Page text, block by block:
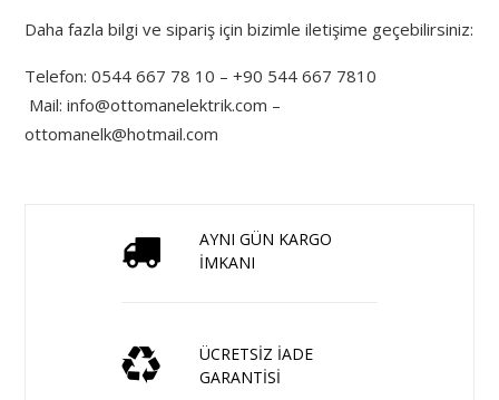
Daha fazla bilgi ve sipariş için bizimle iletişime geçebilirsiniz:
Telefon: 0544 667 78 10 – +90 544 667 7810
Mail:info@ottomanelektrik.com –
ottomanelk@hotmail.com
AYNI GÜN KARGO
İMKANI
ÜCRETSİZ İADE
GARANTİSİ